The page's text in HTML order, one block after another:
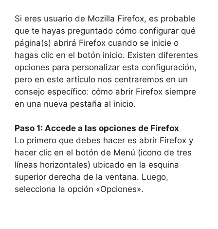
Si eres usuario de Mozilla Firefox, es probable
que te hayas preguntado cómo configurar qué
página(s) abrirá Firefox cuando se inicie o
hagas clic en el botón inicio. Existen diferentes
opciones para personalizar esta configuración,
pero en este artículo nos centraremos en un
consejo específico: cómo abrir Firefox siempre
en una nueva pestaña al inicio.
Paso 1: Accede a las opciones de Firefox
Lo primero que debes hacer es abrir Firefox y
hacer clic en el botón de Menú (icono de tres
líneas horizontales) ubicado en la esquina
superior derecha de la ventana. Luego,
selecciona la opción «Opciones».